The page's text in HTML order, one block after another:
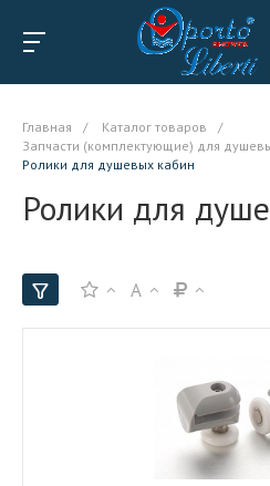
Главная / Каталог товаров
/
Запчасти (комплектующие) для
Ролики для душевых кабин
Ролики для
A